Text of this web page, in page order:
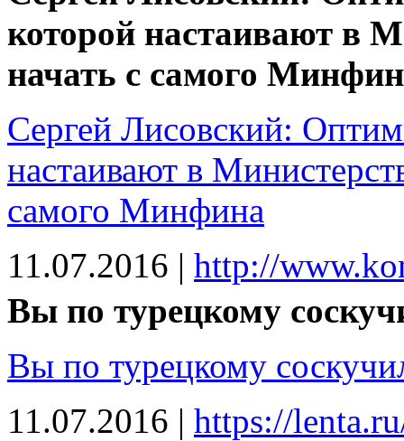
которой настаивают в
начать с самого
Сергей Лисовский:
настаивают в
самого Минфина
11.07.2016 | http://
Вы по турецкому
Вы по турецкому
11.07.2016 | https://